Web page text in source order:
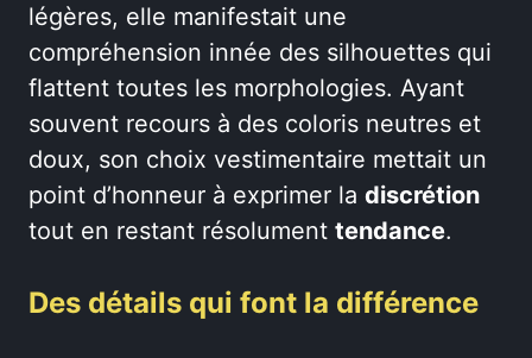
légères, elle manifestait une
compréhension innée des silhouettes qui
flattent toutes les morphologies. Ayant
souvent recours à des coloris neutres et
doux, son choix vestimentaire mettait un
point d’honneur à exprimer la discrétion
tout en restant résolument tendance.
Des détails qui font la différence